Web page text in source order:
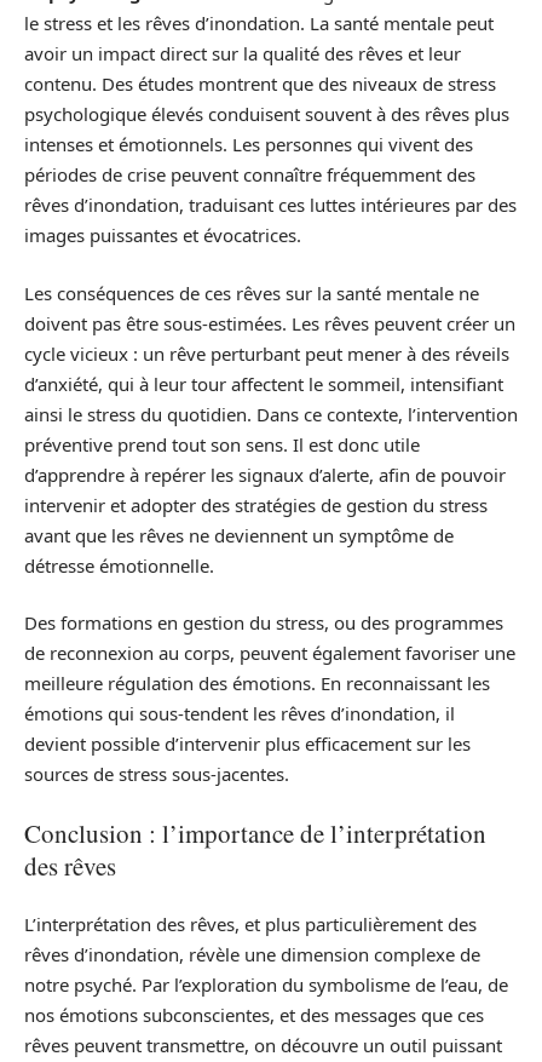
le stress et les rêves d’inondation. La santé mentale peut
avoir un impact direct sur la qualité des rêves et leur
contenu. Des études montrent que des niveaux de stress
psychologique élevés conduisent souvent à des rêves plus
intenses et émotionnels. Les personnes qui vivent des
périodes de crise peuvent connaître fréquemment des
rêves d’inondation, traduisant ces luttes intérieures par des
images puissantes et évocatrices.
Les conséquences de ces rêves sur la santé mentale ne
doivent pas être sous-estimées. Les rêves peuvent créer un
cycle vicieux : un rêve perturbant peut mener à des réveils
d’anxiété, qui à leur tour affectent le sommeil, intensifiant
ainsi le stress du quotidien. Dans ce contexte, l’intervention
préventive prend tout son sens. Il est donc utile
d’apprendre à repérer les signaux d’alerte, afin de pouvoir
intervenir et adopter des stratégies de gestion du stress
avant que les rêves ne deviennent un symptôme de
détresse émotionnelle.
Des formations en gestion du stress, ou des programmes
de reconnexion au corps, peuvent également favoriser une
meilleure régulation des émotions. En reconnaissant les
émotions qui sous-tendent les rêves d’inondation, il
devient possible d’intervenir plus efficacement sur les
sources de stress sous-jacentes.
Conclusion : l’importance de l’interprétation
des rêves
L’interprétation des rêves, et plus particulièrement des
rêves d’inondation, révèle une dimension complexe de
notre psyché. Par l’exploration du symbolisme de l’eau, de
nos émotions subconscientes, et des messages que ces
rêves peuvent transmettre, on découvre un outil puissant